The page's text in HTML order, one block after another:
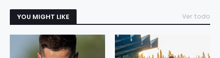
YOU MIGHT LIKE Ver todo